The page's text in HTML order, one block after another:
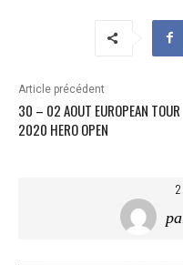
Article précédent
30 – 02 AOUT EUROPEAN TOUR
2020 HERO OPEN